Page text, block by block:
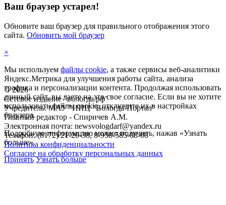
©2026
Сетевое издание "вологда.рф"
Учредитель: МАУ "ИИЦ "Вологда-Портал"
Главный редактор - Спиричев А.М.
Электронная почта: newsvologdarf@yandex.ru
Телефон: (8172) 21-20-38, 8-958-585-08-08
Политика конфиденциальности
Согласие на обработку персональных данных
Ваш браузер устарел!
Обновите ваш браузер для правильного отображения этого
сайта. Обновить мой браузер
×
Мы используем файлы cookie, а также сервисы веб-аналитики
Яндекс.Метрика для улучшения работы сайта, анализа
трафика и персонализации контента. Продолжая использовать
данный сайт, вы даете на это свое согласие. Если вы не хотите
использовать файлы cookie, отключите их в настройках
браузера.
Подробную информацию можно получить, нажав «Узнать
больше».
Принять Узнать больше